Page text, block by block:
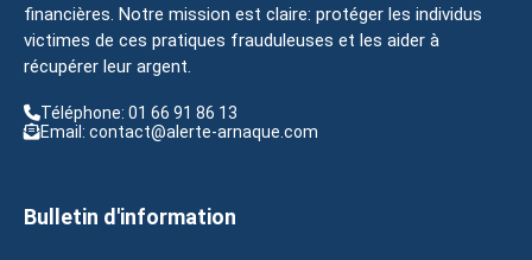
financières. Notre mission est claire: protéger les individus
victimes de ces pratiques frauduleuses et les aider à
récupérer leur argent.
Téléphone: 01 66 91 86 13
Email: contact@alerte-arnaque.com
Bulletin d'information